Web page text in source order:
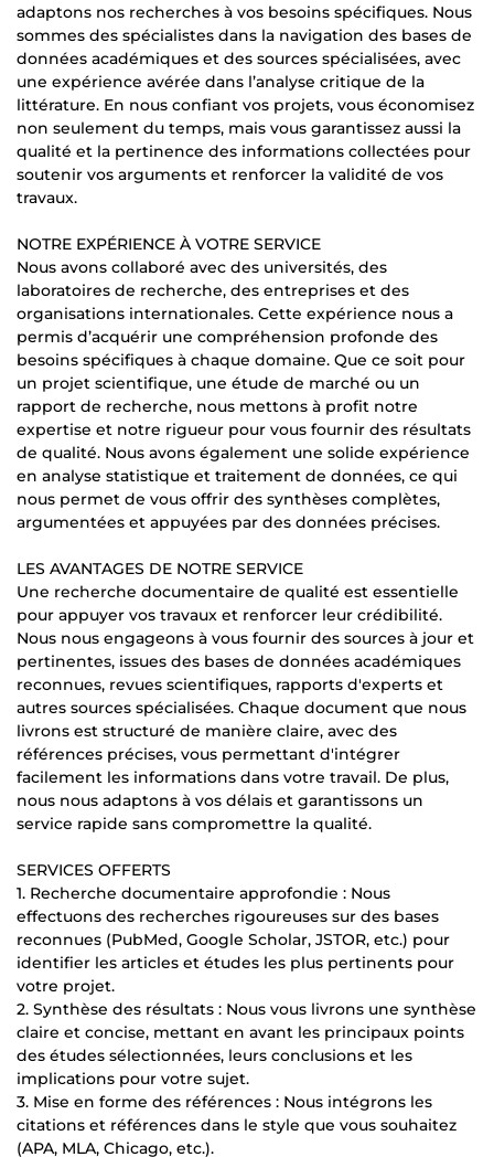
adaptons nos recherches à vos besoins spécifiques. Nous
sommes des spécialistes dans la navigation des bases de
données académiques et des sources spécialisées, avec
une expérience avérée dans l’analyse critique de la
littérature. En nous confiant vos projets, vous économisez
non seulement du temps, mais vous garantissez aussi la
qualité et la pertinence des informations collectées pour
soutenir vos arguments et renforcer la validité de vos
travaux.
NOTRE EXPÉRIENCE À VOTRE SERVICE
Nous avons collaboré avec des universités, des
laboratoires de recherche, des entreprises et des
organisations internationales. Cette expérience nous a
permis d’acquérir une compréhension profonde des
besoins spécifiques à chaque domaine. Que ce soit pour
un projet scientifique, une étude de marché ou un
rapport de recherche, nous mettons à profit notre
expertise et notre rigueur pour vous fournir des résultats
de qualité. Nous avons également une solide expérience
en analyse statistique et traitement de données, ce qui
nous permet de vous offrir des synthèses complètes,
argumentées et appuyées par des données précises.
LES AVANTAGES DE NOTRE SERVICE
Une recherche documentaire de qualité est essentielle
pour appuyer vos travaux et renforcer leur crédibilité.
Nous nous engageons à vous fournir des sources à jour et
pertinentes, issues des bases de données académiques
reconnues, revues scientifiques, rapports d'experts et
autres sources spécialisées. Chaque document que nous
livrons est structuré de manière claire, avec des
références précises, vous permettant d'intégrer
facilement les informations dans votre travail. De plus,
nous nous adaptons à vos délais et garantissons un
service rapide sans compromettre la qualité.
SERVICES OFFERTS
1. Recherche documentaire approfondie : Nous
effectuons des recherches rigoureuses sur des bases
reconnues (PubMed, Google Scholar, JSTOR, etc.) pour
identifier les articles et études les plus pertinents pour
votre projet.
2. Synthèse des résultats : Nous vous livrons une synthèse
claire et concise, mettant en avant les principaux points
des études sélectionnées, leurs conclusions et les
implications pour votre sujet.
3. Mise en forme des références : Nous intégrons les
citations et références dans le style que vous souhaitez
(APA, MLA, Chicago, etc.).